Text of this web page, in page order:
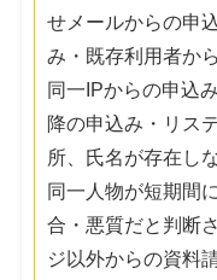
せメールからの申
み・既存利用者か
同一IPからの申込
降の申込み・リス
所、氏名が存在し
同一人物が短期間
合・悪質だと判断
ジ以外からの資料